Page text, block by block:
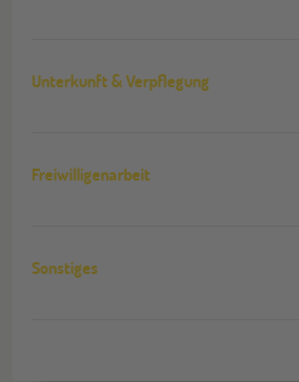
Unterkunft & Verpflegung
Freiwilligenarbeit
Sonstiges